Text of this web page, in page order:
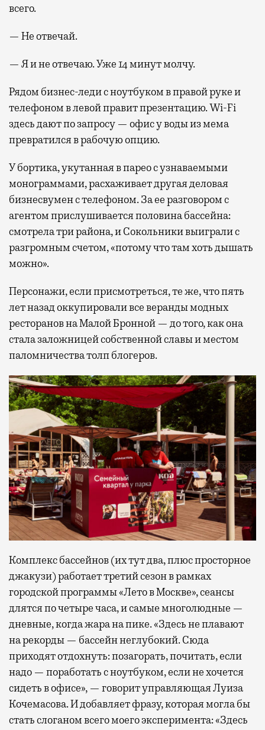
всего.
— Не отвечай.
— Я и не отвечаю. Уже 14 минут молчу.
Рядом бизнес-леди с ноутбуком в правой руке и
телефоном в левой правит презентацию. Wi-Fi
здесь дают по запросу — офис у воды из мема
превратился в рабочую опцию.
У бортика, укутанная в парео с узнаваемыми
монограммами, расхаживает другая деловая
бизнесвумен с телефоном. За ее разговором с
агентом прислушивается половина бассейна:
смотрела три района, и Сокольники выиграли с
разгромным счетом, «потому что там хоть дышать
можно».
Персонажи, если присмотреться, те же, что пять
лет назад оккупировали все веранды модных
ресторанов на Малой Бронной — до того, как она
стала заложницей собственной славы и местом
паломничества толп блогеров.
Комплекс бассейнов (их тут два, плюс просторное
джакузи) работает третий сезон в рамках
городской программы «Лето в Москве», сеансы
длятся по четыре часа, и самые многолюдные —
дневные, когда жара на пике. «Здесь не плавают
на рекорды — бассейн неглубокий. Сюда
приходят отдохнуть: позагорать, почитать, если
надо — поработать с ноутбуком, если не хочется
сидеть в офисе», — говорит управляющая Луиза
Кочемасова. И добавляет фразу, которая могла бы
стать слоганом всего моего эксперимента: «Здесь